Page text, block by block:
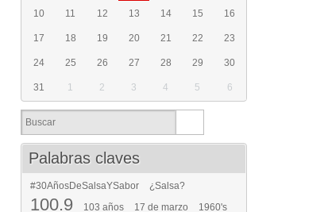
10 11 12 13 14 15 16
17 18 19 20 21 22 23
24 25 26 27 28 29 30
31 1 2 3 4 5 6
Palabras claves
#30AñosDeSalsaYSabor ¿Salsa?
100.9 103 años 17 de marzo
1960's